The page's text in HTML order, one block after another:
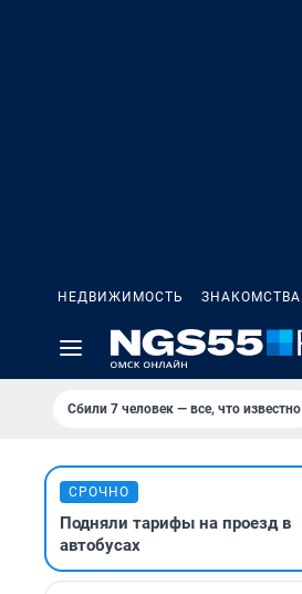
НЕДВИЖИМОСТЬ ЗНАКОМСТВА
Сбили 7 человек — все, что известно
СРОЧНО
Подняли тарифы на проезд в
автобусах